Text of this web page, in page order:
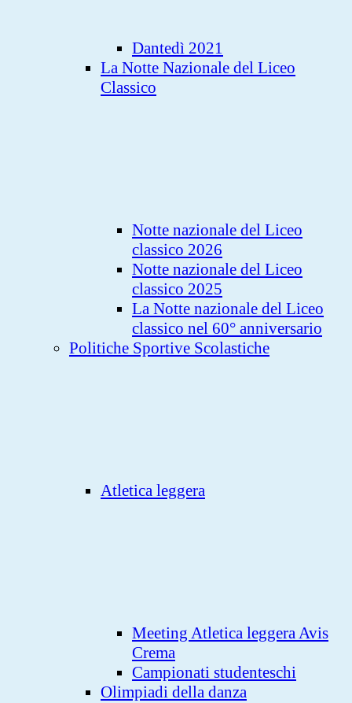
Dantedì 2021
La Notte Nazionale del Liceo
Classico
Notte nazionale del Liceo
classico 2026
Notte nazionale del Liceo
classico 2025
La Notte nazionale del Liceo
classico nel 60° anniversario
Politiche Sportive Scolastiche
Atletica leggera
Meeting Atletica leggera Avis
Crema
Campionati studenteschi
Olimpiadi della danza